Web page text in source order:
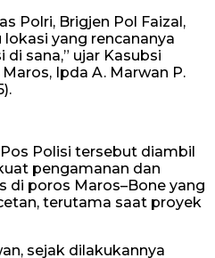
Polri, Brigjen Pol Faizal,
yang rencananya
sana,” ujar Kasubsi
Ipda A. Marwan P.
Polisi tersebut diambil
pengamanan dan
di poros Maros–Bone yang
terutama saat proyek
sejak dilakukannya